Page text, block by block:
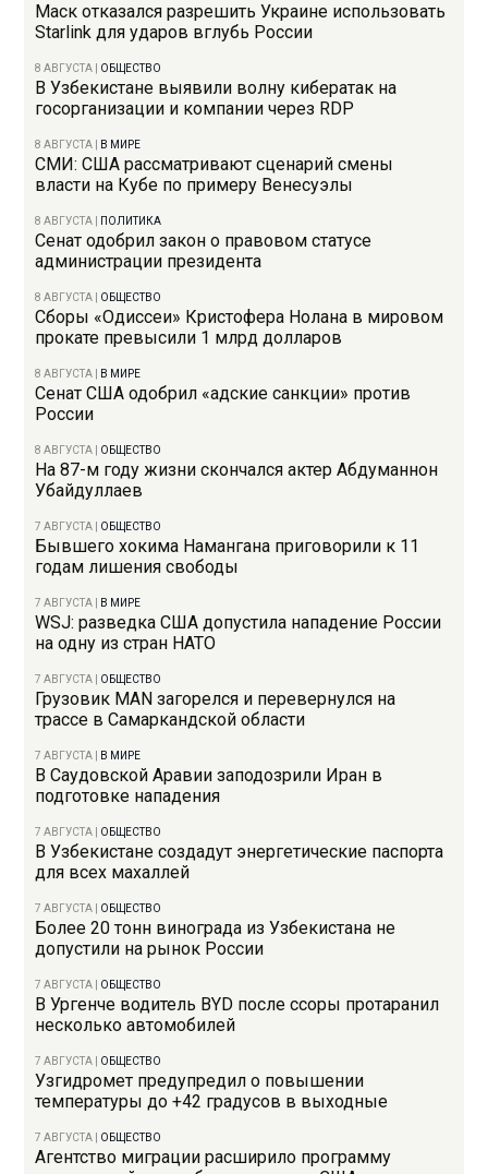
Маск отказался разрешить Украине использовать
Starlink для ударов вглубь России
8 АВГУСТА ОБЩЕСТВО
В Узбекистане выявили волну кибератак на
госорганизации и компании через RDP
8 АВГУСТА В МИРЕ
СМИ: США рассматривают сценарий смены
власти на Кубе по примеру Венесуэлы
8 АВГУСТА ПОЛИТИКА
Сенат одобрил закон о правовом статусе
администрации президента
8 АВГУСТА ОБЩЕСТВО
Сборы «Одиссеи» Кристофера Нолана в мировом
прокате превысили 1 млрд долларов
8 АВГУСТА В МИРЕ
Сенат США одобрил «адские санкции» против
России
8 АВГУСТА ОБЩЕСТВО
На 87-м году жизни скончался актер Абдуманнон
Убайдуллаев
7 АВГУСТА ОБЩЕСТВО
Бывшего хокима Намангана приговорили к 11
годам лишения свободы
7 АВГУСТА В МИРЕ
WSJ: разведка США допустила нападение России
на одну из стран НАТО
7 АВГУСТА ОБЩЕСТВО
Грузовик MAN загорелся и перевернулся на
трассе в Самаркандской области
7 АВГУСТА В МИРЕ
В Саудовской Аравии заподозрили Иран в
подготовке нападения
7 АВГУСТА ОБЩЕСТВО
В Узбекистане создадут энергетические паспорта
для всех махаллей
7 АВГУСТА ОБЩЕСТВО
Более 20 тонн винограда из Узбекистана не
допустили на рынок России
7 АВГУСТА ОБЩЕСТВО
В Ургенче водитель BYD после ссоры протаранил
несколько автомобилей
7 АВГУСТА ОБЩЕСТВО
Узгидромет предупредил о повышении
температуры до +42 градусов в выходные
7 АВГУСТА ОБЩЕСТВО
Агентство миграции расширило программу